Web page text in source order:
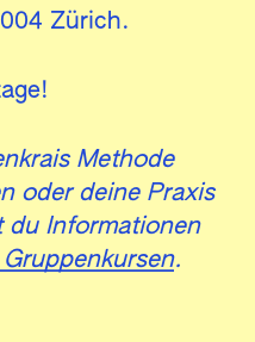
Zürich.
Methode
oder deine Praxis
du Informationen
.